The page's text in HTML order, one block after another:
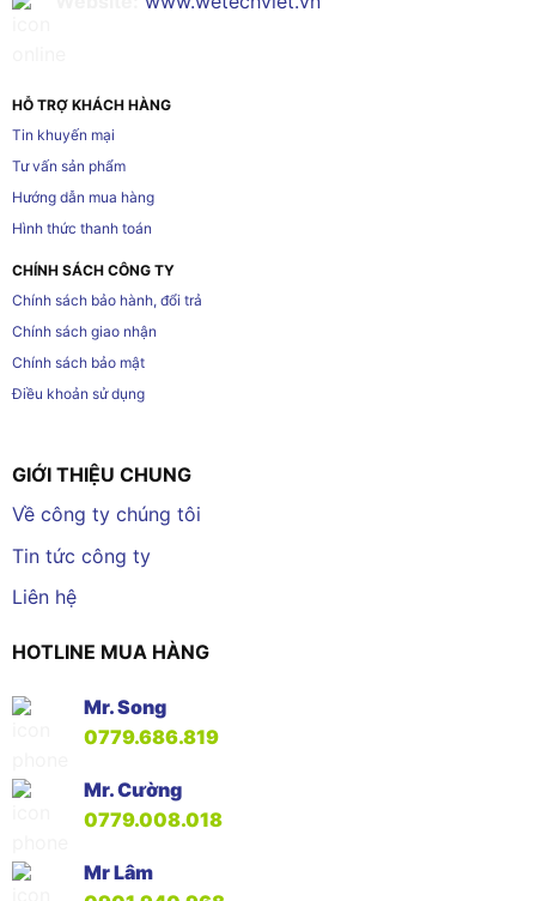
HỖ TRỢ KHÁCH HÀNG
Tin khuyến mại
Tư vấn sản phẩm
Hướng dẫn mua hàng
Hình thức thanh toán
CHÍNH SÁCH CÔNG TY
Chính sách bảo hành, đổi trả
Chính sách giao nhận
Chính sách bảo mật
Điều khoản sử dụng
GIỚI THIỆU CHUNG
Về công ty chúng tôi
Tin tức công ty
Liên hệ
HOTLINE MUA HÀNG
Mr. Song
0779.686.819
Mr. Cường
0779.008.018
Mr Lâm